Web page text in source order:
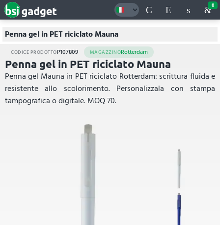
0
Penna gel in PET riciclato Mauna
CODICE PRODOTTOP107809 MAGAZZINORotterdam
Penna gel in PET riciclato Mauna
Penna gel Mauna in PET riciclato Rotterdam: scrittura fluida e
resistente allo scolorimento. Personalizzala con stampa
tampografica o digitale. MOQ 70.